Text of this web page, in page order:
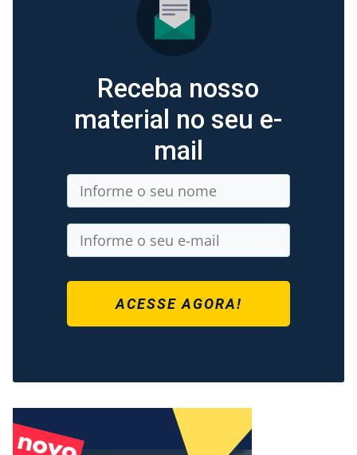
Receba nosso
material no seu e-
mail
ACESSE AGORA!